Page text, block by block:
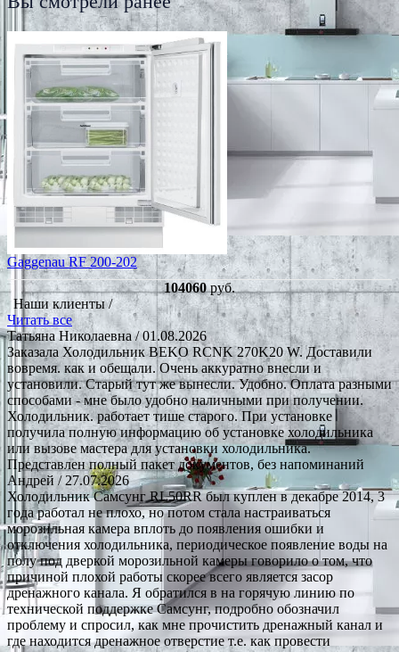
Gaggenau RF 200-202
104060руб.
Наши клиенты /
Читать все
Татьяна Николаевна/ 01.08.2026
Заказала Холодильник BEKO RCNK 270K20 W. Доставили
вовремя. как и обещали. Очень аккуратно внесли и
установили. Старый тут же вынесли. Удобно. Оплата разными
способами - мне было удобно наличными при получении.
Холодильник. работает тише старого. При установке
получила полную информацию об установке холодильника
или вызове мастера для установки холодильника.
Представлен полный пакет документов, без напоминаний
Андрей / 27.07.2026
Холодильник Самсунг RL50RR был куплен в декабре 2014, 3
года работал не плохо, но потом стала настраиваться
морозильная камера вплоть до появления ошибки и
отключения холодильника, периодическое появление воды на
полу под дверкой морозильной камеры говорило о том, что
причиной плохой работы скорее всего является засор
дренажного канала. Я обратился в на горячую линию по
технической поддержке Самсунг, подробно обозначил
проблему и спросил, как мне прочистить дренажный канал и
где находится дренажное отверстие т.е. как провести